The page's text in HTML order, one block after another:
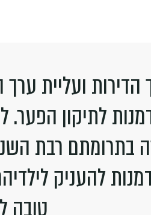
הדירות ועליית
לתיקון הפער.
בתרומתם רבת
להעניק
טובה